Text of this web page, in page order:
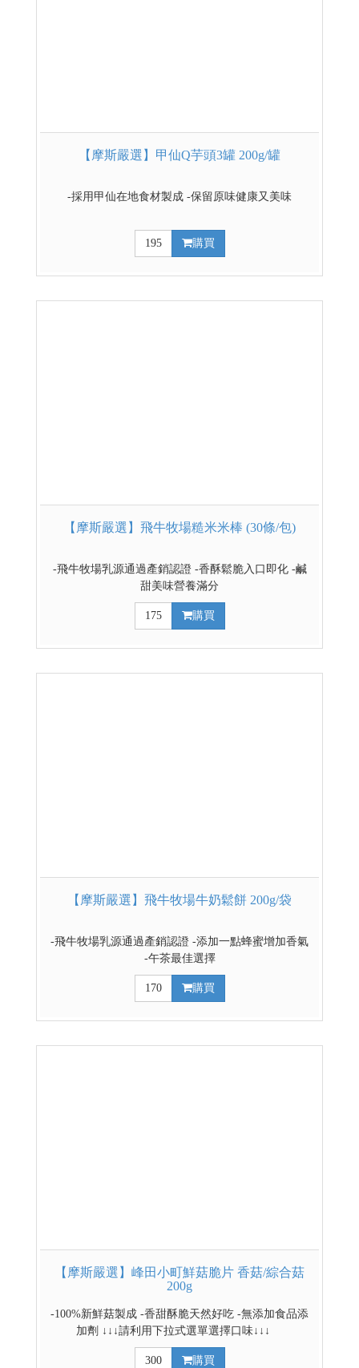
【摩斯嚴選】甲仙Q芋頭3罐 200g/罐
-採用甲仙在地食材製成 -保留原味健康又美味
195 購買
【摩斯嚴選】飛牛牧場糙米米棒 (30條/包)
-飛牛牧場乳源通過產銷認證 -香酥鬆脆入口即化 -鹹
甜美味營養滿分
175 購買
【摩斯嚴選】飛牛牧場牛奶鬆餅 200g/袋
-飛牛牧場乳源通過產銷認證 -添加一點蜂蜜增加香氣
-午茶最佳選擇
170 購買
【摩斯嚴選】峰田小町鮮菇脆片 香菇/綜合菇
200g
-100%新鮮菇製成 -香甜酥脆天然好吃 -無添加食品添
加劑 ↓↓↓請利用下拉式選單選擇口味↓↓↓
300 購買